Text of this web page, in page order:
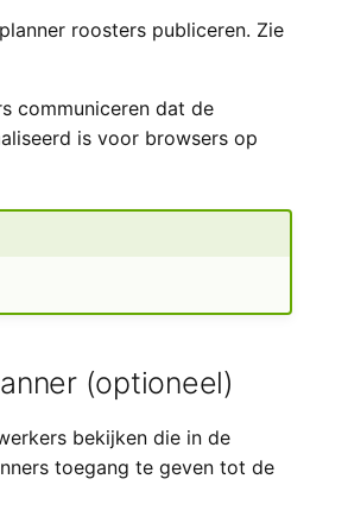
roosters publiceren. Zie
communiceren dat de
is voor browsers op
(optioneel)
bekijken die in de
toegang te geven tot de